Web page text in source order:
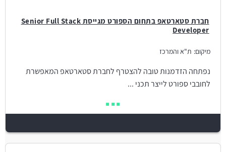
חברת סטארטאפ בתחום הספורט מגייסת Senior Full Stack
Developer
מיקום: ת"א והמרכז
נפתחה הזדמנות טובה להצטרף לחברת סטארטאפ המאפשרת
לחובבי ספורט לייצר תכני ...